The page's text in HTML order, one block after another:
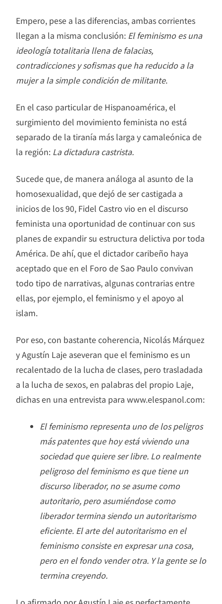
Empero, pese a las diferencias, ambas corrientes
llegan a la misma conclusión: El feminismo es una
ideología totalitaria llena de falacias,
contradicciones y sofismas que ha reducido a la
mujer a la simple condición de militante.
En el caso particular de Hispanoamérica, el
surgimiento del movimiento feminista no está
separado de la tiranía más larga y camaleónica de
la región: La dictadura castrista.
Sucede que, de manera análoga al asunto de la
homosexualidad, que dejó de ser castigada a
inicios de los 90, Fidel Castro vio en el discurso
feminista una oportunidad de continuar con sus
planes de expandir su estructura delictiva por toda
América. De ahí, que el dictador caribeño haya
aceptado que en el Foro de Sao Paulo convivan
todo tipo de narrativas, algunas contrarias entre
ellas, por ejemplo, el feminismo y el apoyo al
islam.
Por eso, con bastante coherencia, Nicolás Márquez
y Agustín Laje aseveran que el feminismo es un
recalentado de la lucha de clases, pero trasladada
a la lucha de sexos, en palabras del propio Laje,
dichas en una entrevista para www.elespanol.com:
El feminismo representa uno de los peligros
más patentes que hoy está viviendo una
sociedad que quiere ser libre. Lo realmente
peligroso del feminismo es que tiene un
discurso liberador, no se asume como
autoritario, pero asumiéndose como
liberador termina siendo un autoritarismo
eficiente. El arte del autoritarismo en el
feminismo consiste en expresar una cosa,
pero en el fondo vender otra. Y la gente se lo
termina creyendo.